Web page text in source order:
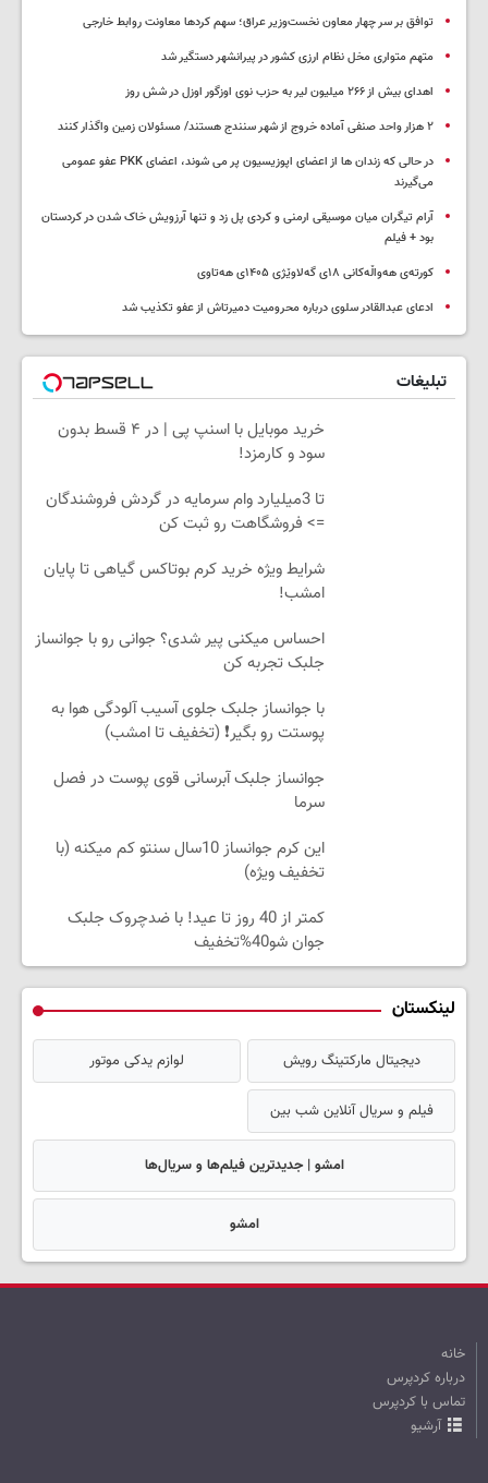
توافق بر سر چهار معاون نخست‌وزیر عراق؛ سهم کردها معاونت روابط خارجی
متهم متواری مخل نظام ارزی کشور در پیرانشهر دستگیر شد
اهدای بیش از ۲۶۶ میلیون لیر به حزب نوی اوزگور اوزل در شش روز
۲ هزار واحد صنفی آماده خروج از شهر سنندج هستند/ مسئولان زمین واگذار کنند
در حالی که زندان ها از اعضای اپوزیسیون پر می شوند، اعضای PKK عفو عمومی
می‌گیرند
آرام تیگران میان موسیقی ارمنی و کردی پل زد و تنها آرزویش خاک شدن در کردستان
بود + فیلم
کورتەی هەواڵەکانی ۱۸ی گەلاوێژی ۱۴۰۵ی هەتاوی
ادعای عبدالقادر سلوی درباره محرومیت دمیرتاش از عفو تکذیب شد
تبلیغات
خرید موبایل با اسنپ پی | در ۴ قسط بدون
سود و کارمزد!
تا 3میلیارد وام سرمایه در گردش فروشندگان
=> فروشگاهت رو ثبت کن
شرایط ویژه خرید کرم بوتاکس گیاهی تا پایان
امشب!
احساس میکنی پیر شدی؟ جوانی رو با جوانساز
جلبک تجربه کن
با جوانساز جلبک جلوی آسیب آلودگی هوا به
پوستت رو بگیر❗ (تخفیف تا امشب)
جوانساز جلبک آبرسانی قوی پوست در فصل
سرما
این کرم جوانساز 10سال سنتو کم میکنه (با
تخفیف ویژه)
کمتر از 40 روز تا عید! با ضدچروک جلبک
جوان شو40%تخفیف
لینکستان
دیجیتال مارکتینگ رویش لوازم یدکی موتور
فیلم و سریال آنلاین شب بین
امشو | جدیدترین فیلم‌ها و سریال‌ها
امشو
خانه
درباره کردپرس
تماس با کردپرس
آرشیو